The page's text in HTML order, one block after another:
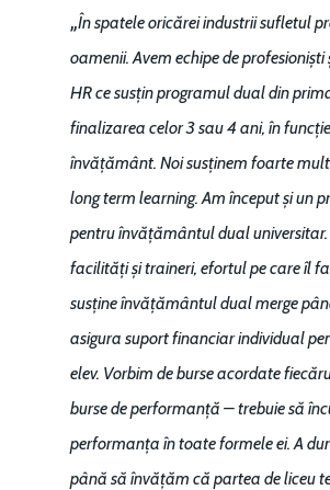
„În spatele oricărei industrii sufletul
oamenii. Avem echipe de profesioniști
HR ce susțin programul dual din
finalizarea celor 3 sau 4 ani, în
învățământ. Noi susținem foarte
long term learning. Am început și un
pentru învățământul dual universitar.
facilități și traineri, efortul pe care îl
susține învățământul dual merge
asigura suport financiar individual
elev. Vorbim de burse acordate
burse de performanță – trebuie să
performanța în toate formele ei. A
până să învățăm că partea de liceu